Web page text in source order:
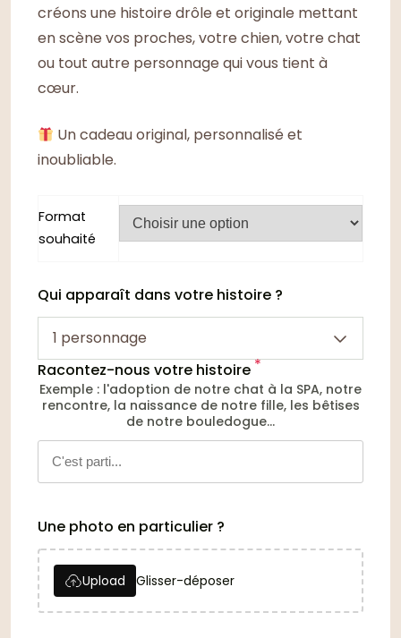
créons une histoire drôle et originale mettant
en scène vos proches, votre chien, votre chat
ou tout autre personnage qui vous tient à
cœur.
Un cadeau original, personnalisé et
inoubliable.
Format
souhaité
Qui apparaît dans votre histoire ?
1 personnage
Racontez-nous votre histoire*
Exemple : l'adoption de notre chat à la SPA, notre
rencontre, la naissance de notre fille, les bêtises
de notre bouledogue...
Une photo en particulier ?
Upload Glisser-déposer